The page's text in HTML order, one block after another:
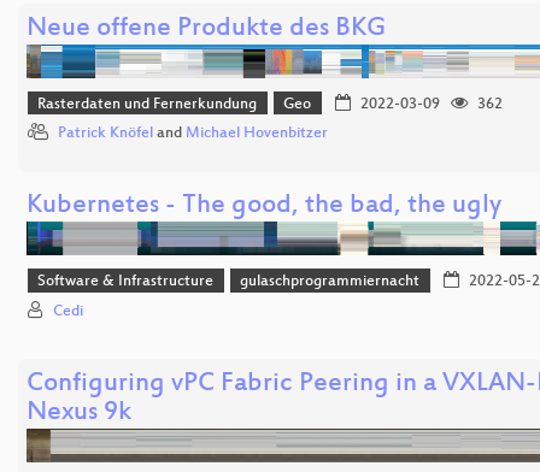
Neue offene Produkte des BKG
Rasterdaten und Fernerkundung Geo 2022-03-09
362
Patrick Knöfel and Michael Hovenbitzer
Kubernetes - The good, the bad, the ugly
Software & Infrastructure gulaschprogrammiernacht
2022-05-
Cedi
Configuring vPC Fabric Peering in a
Nexus 9k